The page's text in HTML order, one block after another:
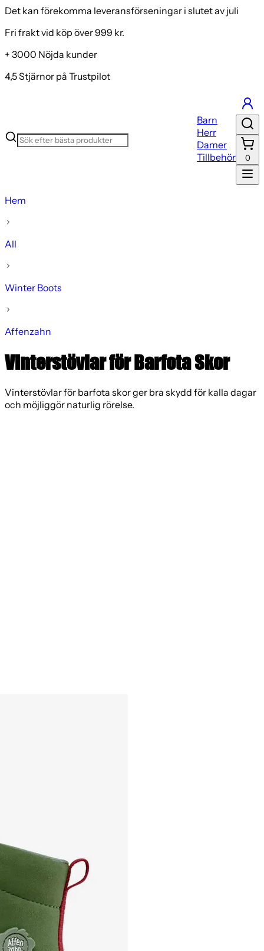
Det kan förekomma leveransförseningar i slutet av juli
Fri frakt vid köp över 999 kr.
+ 3000 Nöjda kunder
4,5 Stjärnor på Trustpilot
Barn
Herr
Damer
Tillbehör
0
Hem
All
Winter Boots
Affenzahn
Vinterstövlar för Barfota Skor
Vinterstövlar för barfota skor ger bra skydd för kalla dagar
och möjliggör naturlig rörelse.